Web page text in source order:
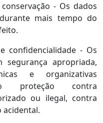
- Os dados
mais tempo do
confidencialidade - Os
apropriada,
e organizativas
proteção contra
ou ilegal, contra
acidental.